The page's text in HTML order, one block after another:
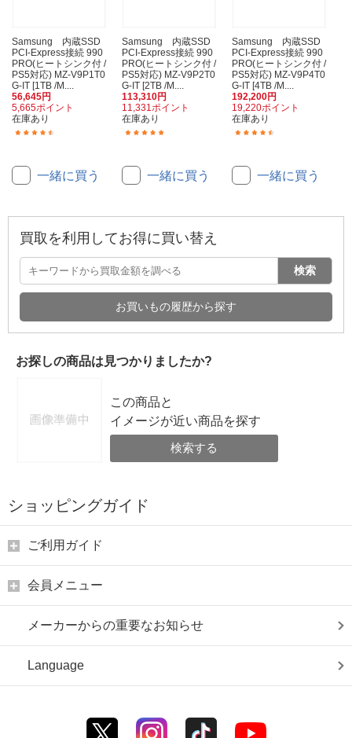
Samsung 内蔵SSD
PCI-Express接続 990
PRO(ヒートシンク付 /
PS5対応) MZ-V9P1T0
G-IT [1TB /M....
56,645円
5,665ポイント
在庫あり
一緒に買う
Samsung 内蔵SSD
PCI-Express接続 990
PRO(ヒートシンク付 /
PS5対応) MZ-V9P2T0
G-IT [2TB /M....
113,310円
11,331ポイント
在庫あり
一緒に買う
Samsung 内蔵SSD
PCI-Express接続 990
PRO(ヒートシンク付 /
PS5対応) MZ-V9P4T0
G-IT [4TB /M....
192,200円
19,220ポイント
在庫あり
一緒に買う
買取を利用してお得に買い替え
検索
お買いもの履歴から探す
お探しの商品は見つかりましたか?
この商品と
イメージが近い商品を探す
検索する
ショッピングガイド
ご利用ガイド
会員メニュー
メーカーからの重要なお知らせ
Language